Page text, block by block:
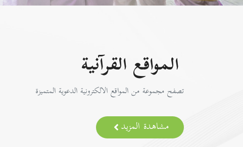
المواقع القرآنية
تصفح مجموعة من المواقع الالكترونية الدعوية المتميزة
مشاهدة المزيد